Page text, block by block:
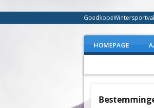
HOMEPAGE